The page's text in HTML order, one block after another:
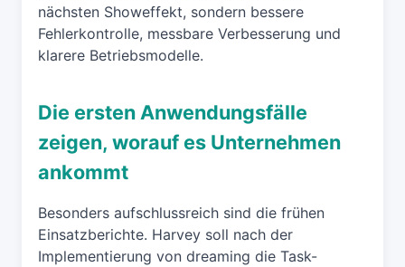
nächsten Showeffekt, sondern bessere
Fehlerkontrolle, messbare Verbesserung und
klarere Betriebsmodelle.
Die ersten Anwendungsfälle
zeigen, worauf es Unternehmen
ankommt
Besonders aufschlussreich sind die frühen
Einsatzberichte. Harvey soll nach der
Implementierung von dreaming die Task-